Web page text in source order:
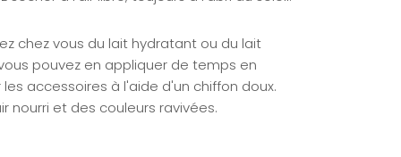
chez vous du lait hydratant ou du lait
pouvez en appliquer de temps en
accessoires à l'aide d'un chiffon doux.
nourri et des couleurs ravivées.